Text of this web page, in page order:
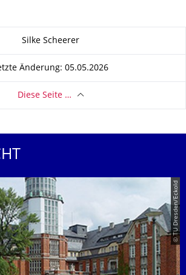
Silke Scheerer
Änderung: 05.05.2026
Diese Seite …
© TU Dresden/Eckold